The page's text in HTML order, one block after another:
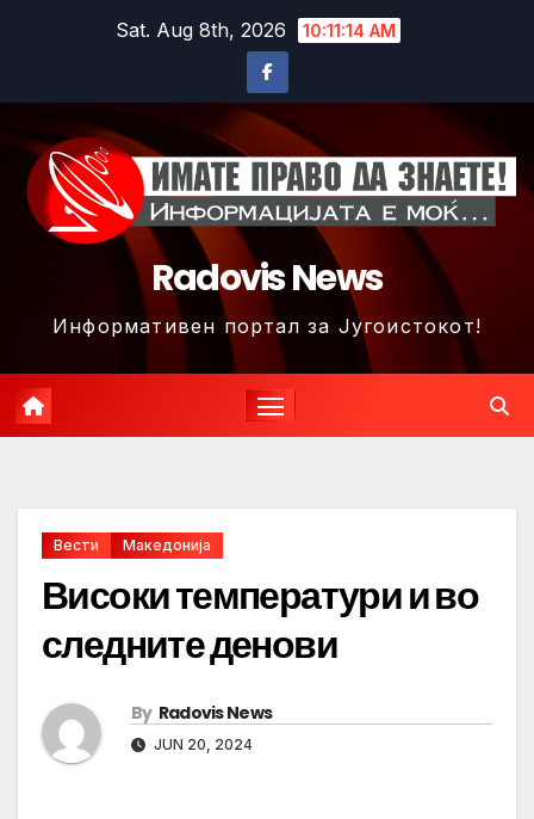
Sat. Aug 8th, 2026 10:11:17 AM
Radovis News
Информативен портал за Југоистокот!
Вести Македонија
Високи температури и во
следните денови
By Radovis News
JUN 20, 2024